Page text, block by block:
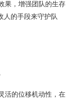
果，增强团队的生存
人的手段来守护队
活的位移机动性，在